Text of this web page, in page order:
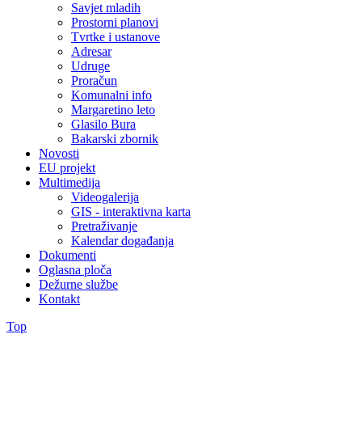
Savjet mladih
Prostorni planovi
Tvrtke i ustanove
Adresar
Udruge
Proračun
Komunalni info
Margaretino leto
Glasilo Bura
Bakarski zbornik
Novosti
EU projekt
Multimedija
Videogalerija
GIS - interaktivna karta
Pretraživanje
Kalendar događanja
Dokumenti
Oglasna ploča
Dežurne službe
Kontakt
Top